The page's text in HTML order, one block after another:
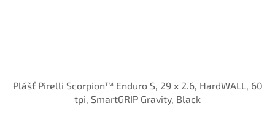
Plášť Pirelli Scorpion™ Enduro S, 29 x 2.6, HardWALL, 60
tpi, SmartGRIP Gravity, Black